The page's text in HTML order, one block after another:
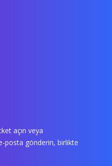
açın veya
posta gönderin, birlikte